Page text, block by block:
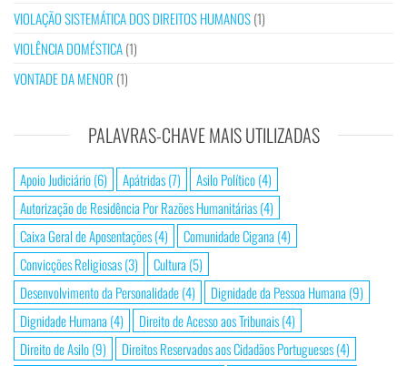
VIOLAÇÃO SISTEMÁTICA DOS DIREITOS HUMANOS(1)
VIOLÊNCIA DOMÉSTICA(1)
VONTADE DA MENOR (1)
PALAVRAS-CHAVE MAIS UTILIZADAS
Apoio Judiciário(6) Apátridas(7) Asilo Político(4)
Autorização de Residência Por Razões Humanitárias(4)
Caixa Geral de Aposentações(4) Comunidade Cigana (4)
Convicções Religiosas(3) Cultura (5)
Desenvolvimento da Personalidade(4) Dignidade da Pessoa Humana (9)
Dignidade Humana (4) Direito de Acesso aos Tribunais(4)
Direito de Asilo(9) Direitos Reservados aos Cidadãos Portugueses(4)